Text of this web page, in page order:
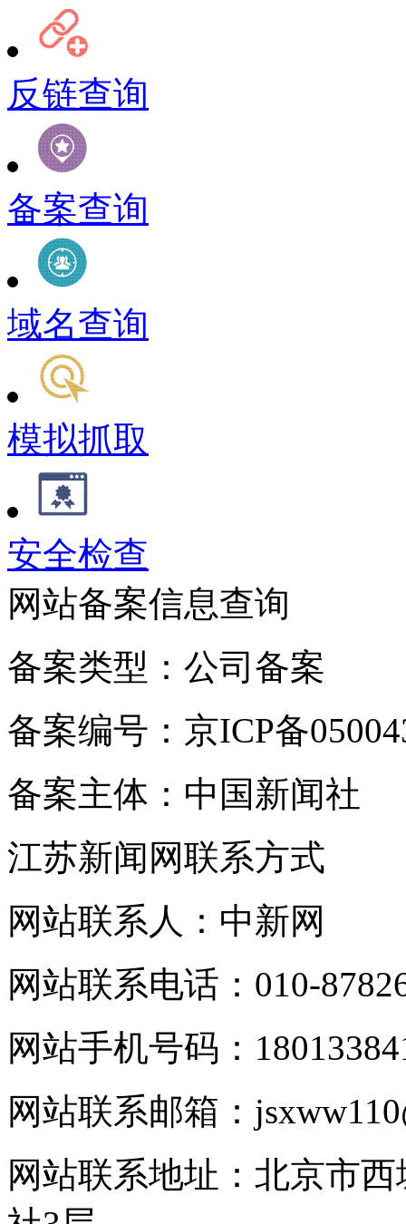
反链查询
备案查询
域名查询
模拟抓取
安全检查
网站备案信息查询
备案类型：公司备案
备案编号：京ICP备
备案主体：中国新闻社
江苏新闻网联系方式
网站联系人：中新网
网站联系电话：010-
网站手机号码：
网站联系邮箱：
网站联系地址：北京市